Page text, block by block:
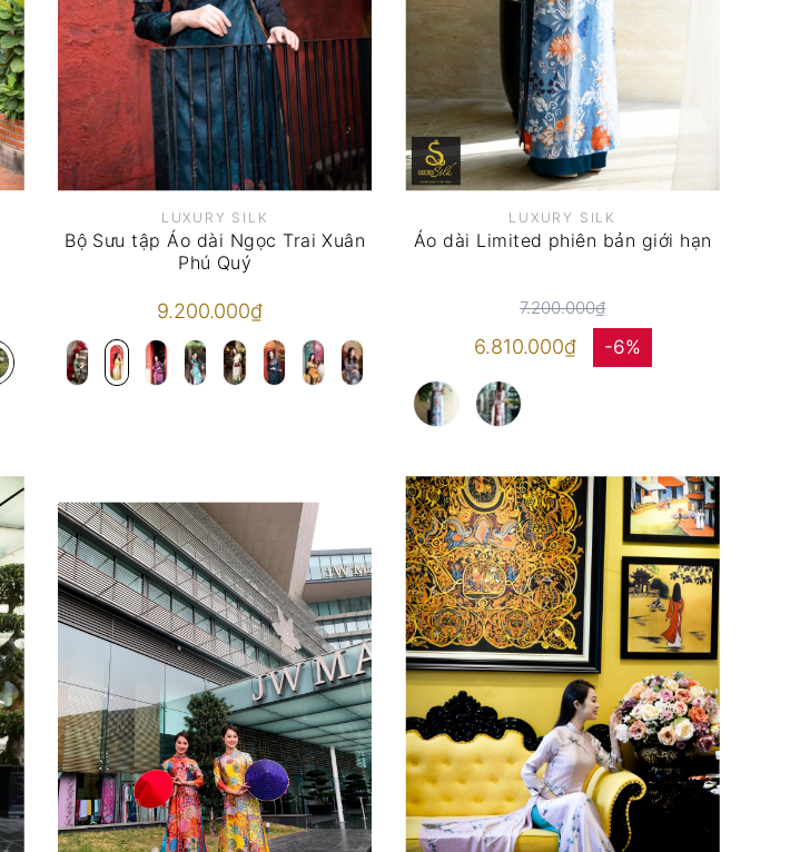
LUXURY SILK
Bộ Sưu tập Áo dài Ngọc Trai Xuân
Phú Quý
9.200.000₫
LUXURY SILK
Áo dài Limited phiên bản giới hạn
7.200.000₫
6.810.000₫ -6%